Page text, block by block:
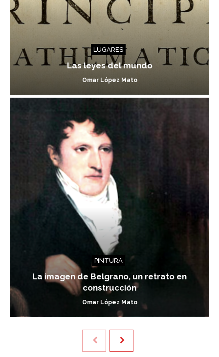
LUGARES
Las leyes del mundo
Omar López Mato
PINTURA
La imagen de Belgrano, un retrato en
construcción
Omar López Mato